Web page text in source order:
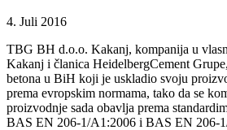
4. Juli 2016
TBG BH d.o.o. Kakanj, kompanija u
Kakanj i članica HeidelbergCement
betona u BiH koji je uskladio svoju
prema evropskim normama, tako da se
proizvodnje sada obavlja prema
BAS EN 206-1/A1:2006 i BAS EN 206-